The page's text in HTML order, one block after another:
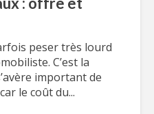
peser très lourd
C’est la
important de
le coût du...